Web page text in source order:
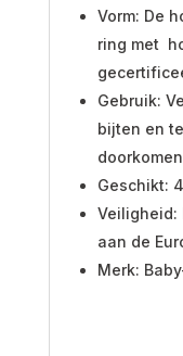
Vorm: De
ring met
Gebruik:
bijten en
Geschikt:
Veiligheid:
aan de
Merk: